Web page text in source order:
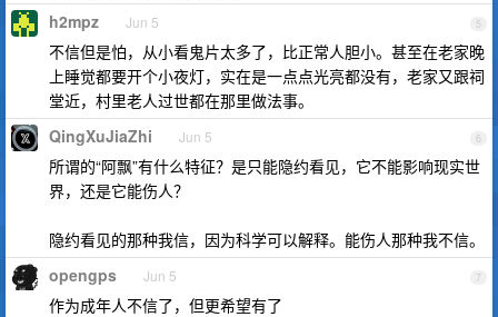
5
h2mpz Jun 5
不信但是怕，从小看鬼片太多了，比正常人胆小。甚至在老家晚
上睡觉都要开个小夜灯，实在是一点点光亮都没有，老家又跟祠
堂近，村里老人过世都在那里做法事。
6
QingXuJiaZhi Jun 5
所谓的“阿飘”有什么特征？是只能隐约看见，它不能影响现实世
界，还是它能伤人？
隐约看见的那种我信，因为科学可以解释。能伤人那种我不信。
7
opengps Jun 5
作为成年人不信了，但更希望有了